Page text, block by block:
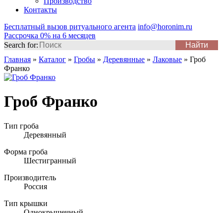
Контакты
Бесплатный вызов ритуального агента info@horonim.ru
Рассрочка 0% на 6 месяцев
Search for:
Главная » Каталог » Гробы » Деревянные » Лаковые » Гроб
Франко
Гроб Франко
Тип гроба
Деревянный
Форма гроба
Шестигранный
Производитель
Россия
Тип крышки